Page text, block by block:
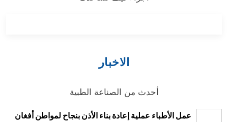
الاخبار
أحدث من الصناعة الطبية
عمل الأطباء عملية إعادة بناء الأذن بنجاح لمواطن أفغان